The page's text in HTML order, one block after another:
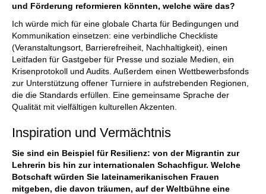
und Förderung reformieren könnten, welche wäre das?
Ich würde mich für eine globale Charta für Bedingungen und
Kommunikation einsetzen: eine verbindliche Checkliste
(Veranstaltungsort, Barrierefreiheit, Nachhaltigkeit), einen
Leitfaden für Gastgeber für Presse und soziale Medien, ein
Krisenprotokoll und Audits. Außerdem einen Wettbewerbsfonds
zur Unterstützung offener Turniere in aufstrebenden Regionen,
die die Standards erfüllen. Eine gemeinsame Sprache der
Qualität mit vielfältigen kulturellen Akzenten.
Inspiration und Vermächtnis
Sie sind ein Beispiel für Resilienz: von der Migrantin zur
Lehrerin bis hin zur internationalen Schachfigur. Welche
Botschaft würden Sie lateinamerikanischen Frauen
mitgeben, die davon träumen, auf der Weltbühne eine